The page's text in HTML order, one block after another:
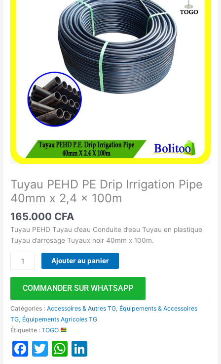
Tuyau PEHD PE Drip Irrigation Pipe
40mm x 2,4 x 100m
165.000 CFA
Tuyau PEHD Tuyau d’eau Conduite d’eau Tuyau en plastique
Tuyau d’arrosage Tuyaux noir 40mm x 100m.
100m
Ajouter au panier
COMMANDER SUR WHATSAPP
Catégories :Accessoires & Autres TG Équipements & Accessoires
TG Équipements Agricoles TG
Étiquette :TOGO
Facebook
TwitterWhatsApp